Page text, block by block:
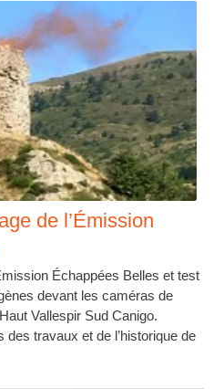
de l’Émission
Échappées Belles et test
devant les caméras de
Vallespir Sud Canigo.
travaux et de l’historique de